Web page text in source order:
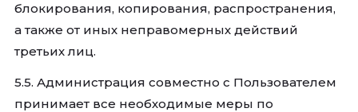
блокирования, копирования, распространения,
а также от иных неправомерных действий
третьих лиц.
5.5. Администрация совместно с Пользователем
принимает все необходимые меры по